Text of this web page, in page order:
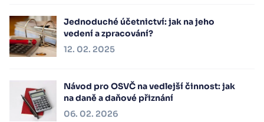
Jednoduché účetnictví: jak na jeho
vedení a zpracování?
12. 02. 2025
Návod pro OSVČ na vedlejší činnost: jak
na daně a daňové přiznání
06. 02. 2026